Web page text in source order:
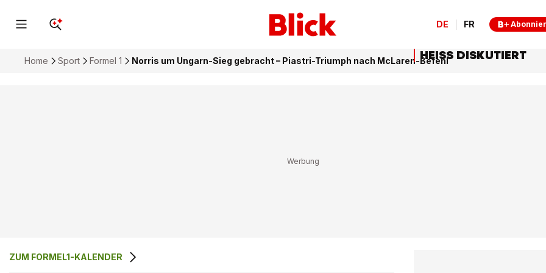
DE FR
Home Sport Formel 1 Norris um Ungarn-Sieg gebracht – Piastri-Triumph nach McLaren-Befehl
ZUM FORMEL1-KALENDER
HEISS DISKUTIERT